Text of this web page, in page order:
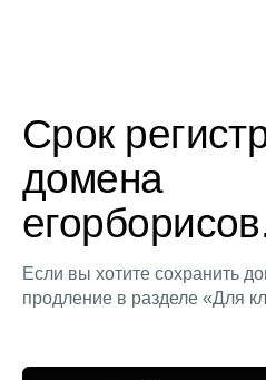
Срок
домена
Если вы хотите сохранить
продление в разделе «Для